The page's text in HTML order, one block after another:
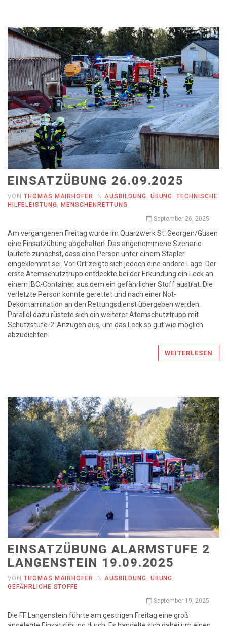
EINSATZÜBUNG 26.09.2025
VON THOMAS MAIRHOFER IN AUSBILDUNG ÜBUNG ,TECHNISCHE
HILFELEISTUNG
,MENSCHENRETTUNG
September 26, 2025
Am vergangenen Freitag wurde im Quarzwerk St. Georgen/Gusen
eine Einsatzübung abgehalten. Das angenommene Szenario
lautete zunächst, dass eine Person unter einem Stapler
eingeklemmt sei. Vor Ort zeigte sich jedoch eine andere Lage: Der
erste Atemschutztrupp entdeckte bei der Erkundung ein Leck an
einem IBC-Container, aus dem ein gefährlicher Stoff austrat. Die
verletzte Person konnte gerettet und nach einer Not-
Dekontamination an den Rettungsdienst übergeben werden.
Parallel dazu rüstete sich ein weiterer Atemschutztrupp mit
Schutzstufe-2-Anzügen aus, um das Leck so gut wie möglich
abzudichten.
WEITERLESEN
EINSATZÜBUNG ALARMSTUFE 2
LANGENSTEIN 19.09.2025
VON THOMAS MAIRHOFER IN AUSBILDUNG ÜBUNG
GEFÄHRLICHE STOFFE
September 19, 2025
Die FF Langenstein führte am gestrigen Freitag eine groß